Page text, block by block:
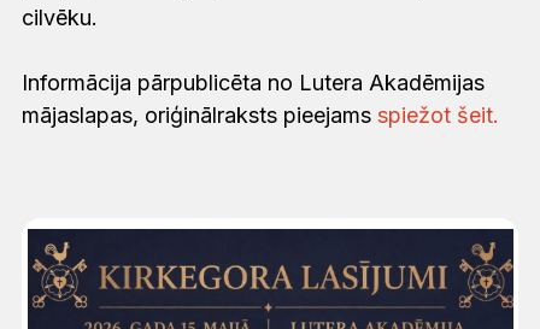
cilvēku.
Informācija pārpublicēta no Lutera Akadēmijas
mājaslapas, oriģinālraksts pieejams spiežot šeit.